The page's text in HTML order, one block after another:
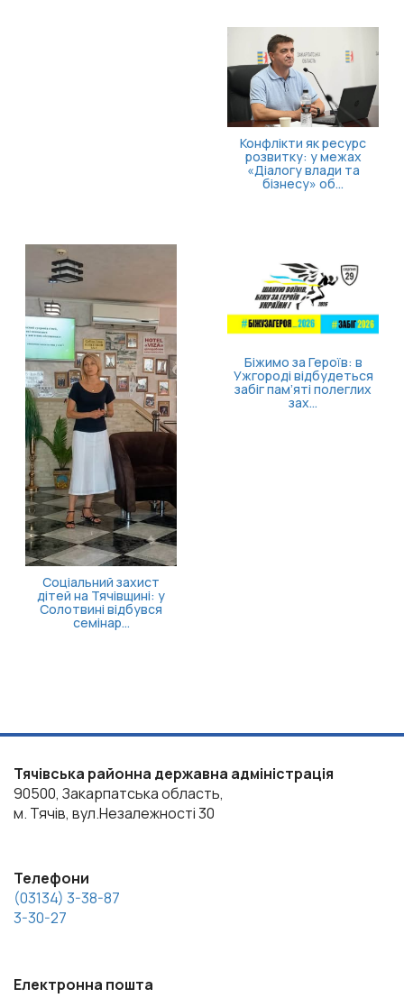
у
Біжимо за Героїв: в
Ужгороді відбудеться
забіг пам’яті полеглих
зах...
Тячівська районна державна адміністрація
90500, Закарпатська область,
м. Тячів, вул.Незалежності 30
Телефони
(03134) 3-38-87
3-30-27
Електронна пошта